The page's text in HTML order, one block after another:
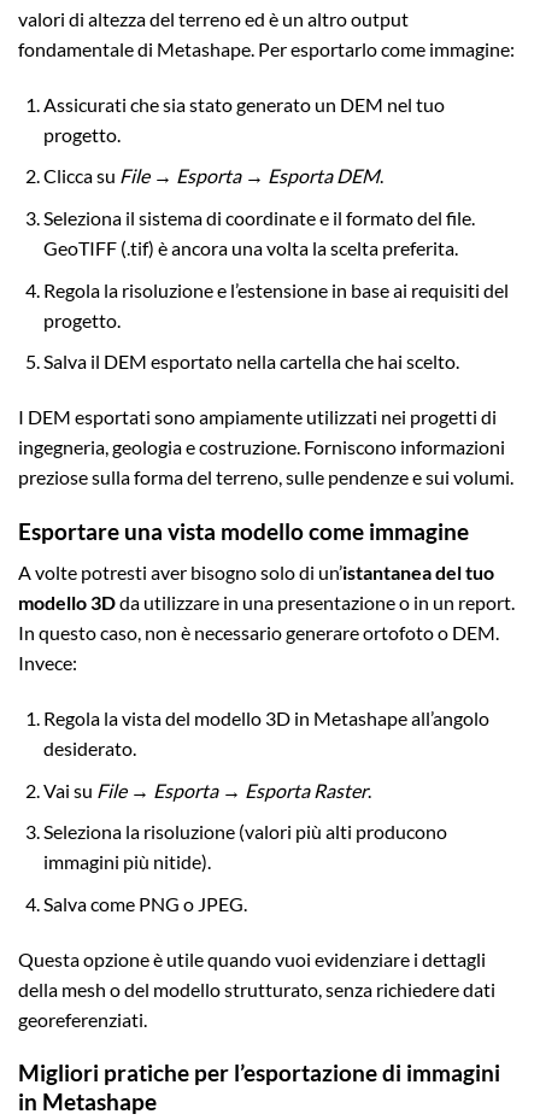
valori di altezza del terreno ed è un altro output
fondamentale di Metashape. Per esportarlo come immagine:
Assicurati che sia stato generato un DEM nel tuo
progetto.
Clicca su File → Esporta → Esporta DEM.
Seleziona il sistema di coordinate e il formato del file.
GeoTIFF (.tif) è ancora una volta la scelta preferita.
Regola la risoluzione e l’estensione in base ai requisiti del
progetto.
Salva il DEM esportato nella cartella che hai scelto.
I DEM esportati sono ampiamente utilizzati nei progetti di
ingegneria, geologia e costruzione. Forniscono informazioni
preziose sulla forma del terreno, sulle pendenze e sui volumi.
Esportare una vista modello come immagine
A volte potresti aver bisogno solo di un’istantanea del tuo
modello 3Dda utilizzare in una presentazione o in un report.
In questo caso, non è necessario generare ortofoto o DEM.
Invece:
Regola la vista del modello 3D in Metashape all’angolo
desiderato.
Vai su File → Esporta → Esporta Raster.
Seleziona la risoluzione (valori più alti producono
immagini più nitide).
Salva come PNG o JPEG.
Questa opzione è utile quando vuoi evidenziare i dettagli
della mesh o del modello strutturato, senza richiedere dati
georeferenziati.
Migliori pratiche per l’esportazione di immagini
in Metashape